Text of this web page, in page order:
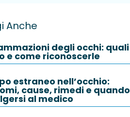
Anche
degli occhi: quali
e come riconoscerle
estraneo nell’occhio:
cause, rimedi e quando
al medico